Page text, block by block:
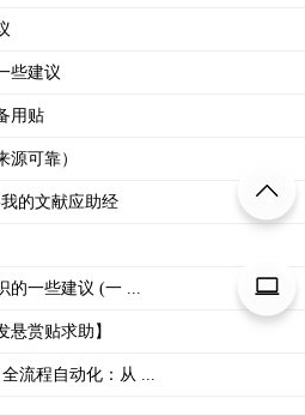
些建议
用贴
可靠）
的文献应助经
的一些建议 (一 ...
悬赏贴求助】
流程自动化：从 ...